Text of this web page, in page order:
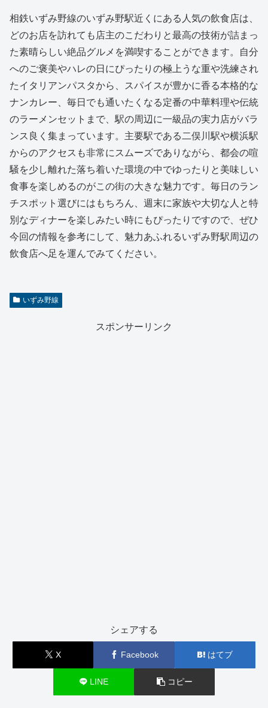
相鉄いずみ野線のいずみ野駅近くにある人気の飲食店は、
どのお店を訪れても店主のこだわりと最高の技術が詰まっ
た素晴らしい絶品グルメを満喫することができます。自分
へのご褒美やハレの日にぴったりの極上うな重や洗練され
たイタリアンパスタから、スパイスが豊かに香る本格的な
ナンカレー、毎日でも通いたくなる定番の中華料理や伝統
のラーメンセットまで、駅の周辺に一級品の実力店がバラ
ンス良く集まっています。主要駅である二俣川駅や横浜駅
からのアクセスも非常にスムーズでありながら、都会の喧
騒を少し離れた落ち着いた環境の中でゆったりと美味しい
食事を楽しめるのがこの街の大きな魅力です。毎日のラン
チスポット選びにはもちろん、週末に家族や大切な人と特
別なディナーを楽しみたい時にもぴったりですので、ぜひ
今回の情報を参考にして、魅力あふれるいずみ野駅周辺の
飲食店へ足を運んでみてください。
いずみ野線
スポンサーリンク
シェアする
X Facebook はてブ
LINE コピー